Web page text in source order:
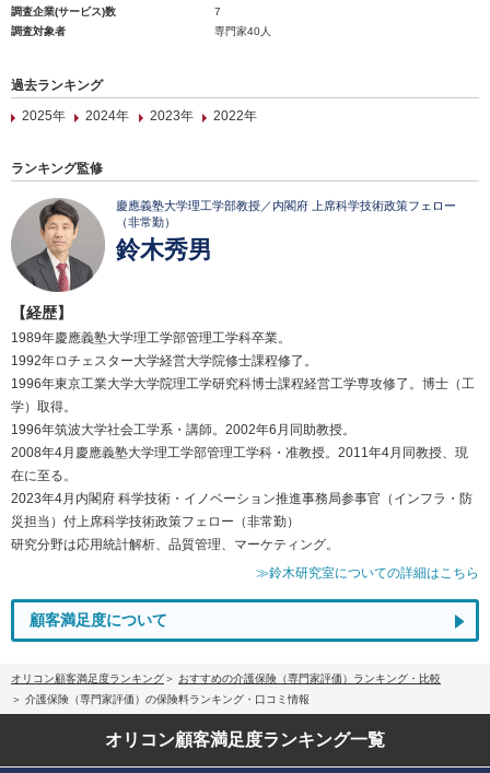
調査企業(サービス)数
7
調査対象者
専門家40人
過去ランキング
2025年
2024年 2023年 2022年
ランキング監修
慶應義塾大学理工学部教授／内閣府 上席科学技術政策フェロー
（非常勤）
鈴木秀男
【経歴】
1989年慶應義塾大学理工学部管理工学科卒業。
1992年ロチェスター大学経営大学院修士課程修了。
1996年東京工業大学大学院理工学研究科博士課程経営工学専攻修了。博士（工
学）取得。
1996年筑波大学社会工学系・講師。2002年6月同助教授。
2008年4月慶應義塾大学理工学部管理工学科・准教授。2011年4月同教授、現
在に至る。
2023年4月内閣府 科学技術・イノベーション推進事務局参事官（インフラ・防
災担当）付上席科学技術政策フェロー（非常勤）
研究分野は応用統計解析、品質管理、マーケティング。
≫鈴木研究室についての詳細はこちら
顧客満足度について
オリコン顧客満足度ランキング
おすすめの介護保険（専門家評価）ランキング・比較
介護保険（専門家評価）の保険料ランキング・口コミ情報
オリコン顧客満足度ランキング一覧